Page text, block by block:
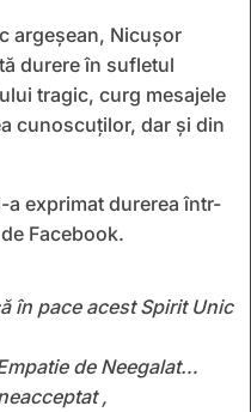
argeșean, Nicușor
durere în sufletul
tragic, curg mesajele
cunoscuților, dar și din
a exprimat durerea într-
Facebook.
în pace acest Spirit Unic
de Neegalat…
,